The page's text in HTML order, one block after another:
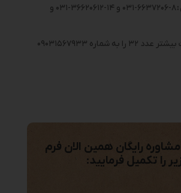
:
۸-۶۶۳۷۲۰۶-۰۳۱ و ۱۴-۳۶۶۲۰۶۱۲-۰۳۱ و
برای کسب اطلاعات بیشتر عدد ۳۲ را به شماره ۰۹۰۳۱۵۶۷۹۳۳
مشاوره رایگان همین الان فرم
زیر را تکمیل فرمایید: